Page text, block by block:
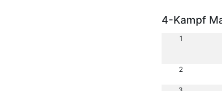
4-Kampf
1
2